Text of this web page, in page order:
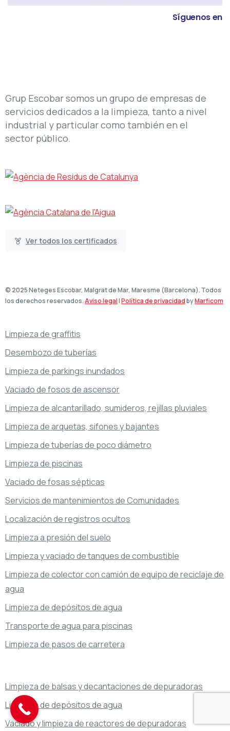
Síguenos en
Grup Escobar somos un grupo de empresas de
servicios dedicados a la limpieza, tanto a nivel
industrial y particular como también en el
sector público.
Ver todos los certificados
© 2025 Neteges Escobar, Malgrat de Mar, Maresme (Barcelona). Todos
los derechos reservados.Aviso legal|Política de privacidadbyMarficom
Limpieza de graffitis
Desembozo de tuberías
Limpieza de parkings inundados
Vaciado de fosos de ascensor
Limpieza de alcantarillado, sumideros, rejillas pluviales
Limpieza de arquetas, sifones y bajantes
Limpieza de tuberías de poco diámetro
Limpieza de piscinas
Vaciado de fosas sépticas
Servicios de mantenimientos de Comunidades
Localización de registros ocultos
Limpieza a presión del suelo
Limpieza y vaciado de tanques de combustible
Limpieza de colector con camión de equipo de reciclaje de
agua
Limpieza de depósitos de agua
Transporte de agua para piscinas
Limpieza de pasos de carretera
Limpieza de balsas y decantaciones de depuradoras
Limpieza de depósitos de agua
Vaciado y limpieza de reactores de depuradoras